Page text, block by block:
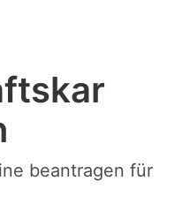
beantragen für